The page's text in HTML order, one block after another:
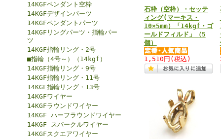
14KGFペンダント空枠
14KGFデザインパーツ
14KGFペンダントパーツ
14KGFリングパーツ・指輪パー
ツ
14KGF指輪リング・2号
■指輪（4号～）（14kgf）
14KGF指輪リング・9号
14KGF指輪リング・11号
14KGF指輪リング・13号
14KGFワイヤー
14KGFラウンドワイヤー
14KGF ハーフラウンドワイヤー
14KGF スパークルワイヤー
14KGFスクエアワイヤー
石枠（空枠）・セッテ
ィング(マーキス・
10×5mm）「14kgf・ゴ
ールドフィルド」（5
個）
1,510円 (税込)